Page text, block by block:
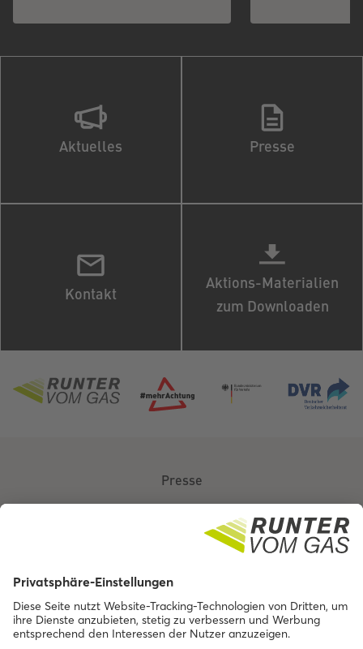
Aktuelles Presse
Kontakt
Aktions-Materialien
zum Downloaden
Presse
Barrierefreiheit